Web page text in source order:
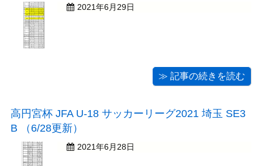
2021年6月29日
≫ 記事の続きを読む
高円宮杯 JFA U-18 サッカーリーグ2021 埼玉 SE3
B （6/28更新）
2021年6月28日